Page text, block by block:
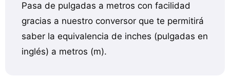
Pasa de pulgadas a metros con facilidad
gracias a nuestro conversor que te permitirá
saber la equivalencia de inches (pulgadas en
inglés) a metros (m).